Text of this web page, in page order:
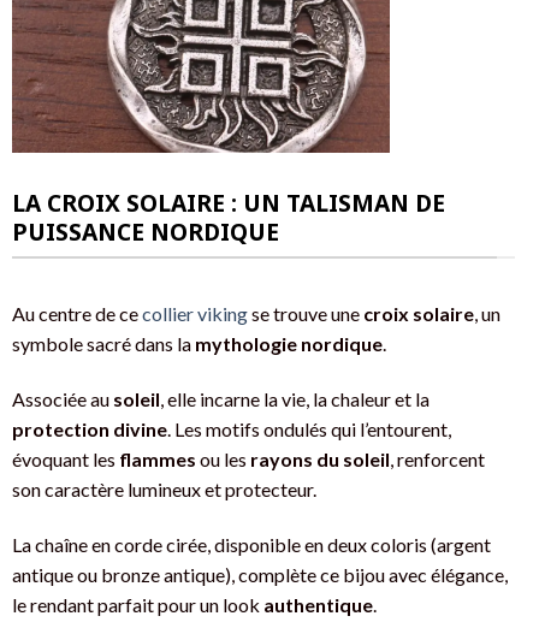
LA CROIX SOLAIRE : UN TALISMAN DE
PUISSANCE NORDIQUE
Au centre de cecollier vikingse trouve une croix solaire, un
symbole sacré dans la mythologie nordique.
Associée au soleil, elle incarne la vie, la chaleur et la
protection divine. Les motifs ondulés qui l’entourent,
évoquant les flammes ou les rayons du soleil, renforcent
son caractère lumineux et protecteur.
La chaîne en corde cirée, disponible en deux coloris (argent
antique ou bronze antique), complète ce bijou avec élégance,
le rendant parfait pour un look authentique.